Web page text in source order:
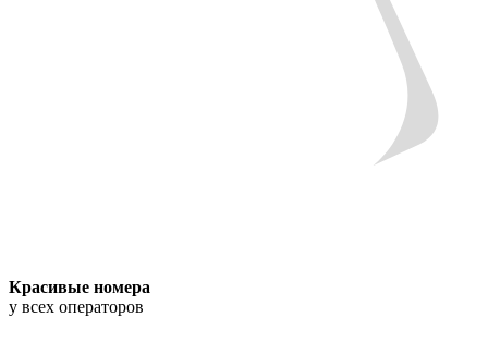
Красивые номера
у всех операторов